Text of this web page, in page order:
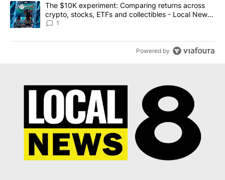
A trending article titled "The $10K experiment: Comparing
The $10K experiment: Comparing returns across
crypto, stocks, ETFs and collectibles - Local News
8
1
Powered by